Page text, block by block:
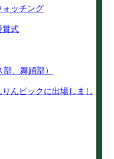
ォッチング
賞式
、舞踊部）
んピックに出場しまし